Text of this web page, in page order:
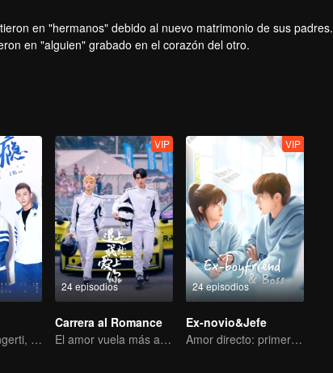
en "hermanos" debido al nuevo matrimonio de sus padres.
en "alguien" grabado en el corazón del otro.
Kamu Tak Mengerti, Ini Juga Cinta
24 episodios
VIP
Carrera al Romance
El amor vuela más allá de las fronteras, la gloria unida como socios
24 episodios
VIP
Ex-novio&Jefe
Amor directo: primer amor, no huyas